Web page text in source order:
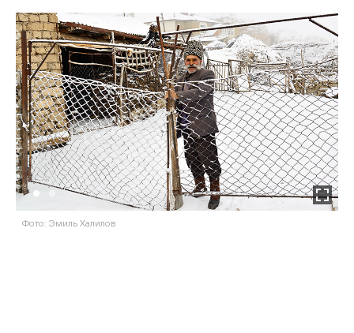
Фото: Эмиль Халилов